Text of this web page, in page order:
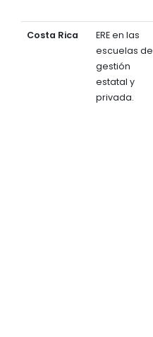
Costa Rica
ERE en las
escuelas de
gestión
estatal y
privada.